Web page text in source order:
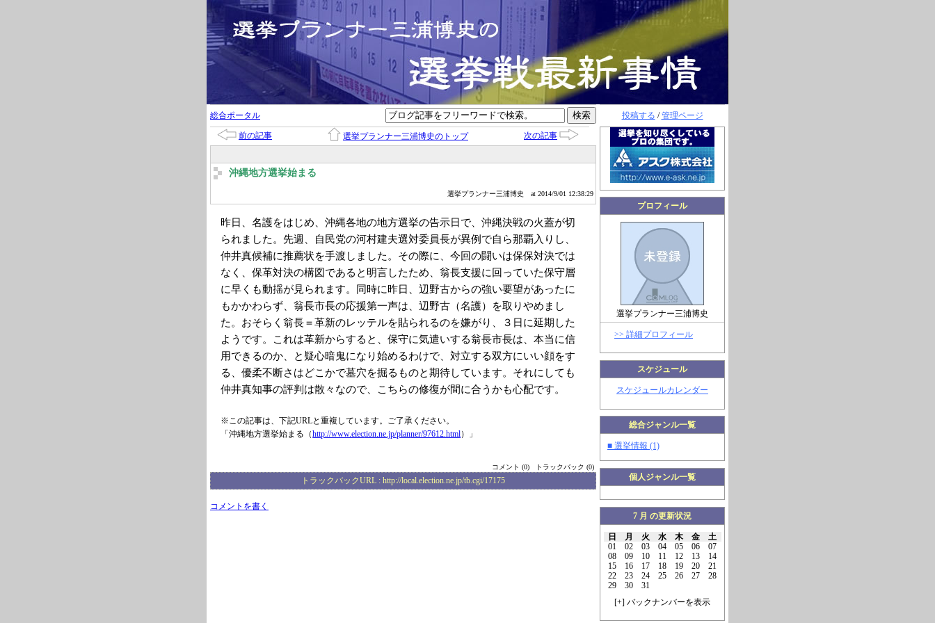
投稿する /管理ページ
プロフィール
選挙プランナー三浦博史
>> 詳細プロフィール
スケジュール
スケジュールカレンダー
総合ジャンル一覧
■ 選挙情報 (1)
個人ジャンル一覧
7 月 の更新状況
日 月 火 水 木 金
土
01
02 03 04 05 06
07
08
09 10 11 12 13
14
15
16 17 18 19 20
21
22
23 24 25 26 27
28
29
30
31
[+] バックナンバーを表示
総合ポータル
前の記事 選挙プランナー三浦博史のトップ 次の記事
沖縄地方選挙始まる
選挙プランナー三浦博史 at 2014/9/01 12:38:29
昨日、名護をはじめ、沖縄各地の地方選挙の告示日で、沖縄決戦の火蓋が切
られました。先週、自民党の河村建夫選対委員長が異例で自ら那覇入りし、
仲井真候補に推薦状を手渡しました。その際に、今回の闘いは保保対決では
なく、保革対決の構図であると明言したため、翁長支援に回っていた保守層
に早くも動揺が見られます。同時に昨日、辺野古からの強い要望があったに
もかかわらず、翁長市長の応援第一声は、辺野古（名護）を取りやめまし
た。おそらく翁長＝革新のレッテルを貼られるのを嫌がり、３日に延期した
ようです。これは革新からすると、保守に気遣いする翁長市長は、本当に信
用できるのか、と疑心暗鬼になり始めるわけで、対立する双方にいい顔をす
る、優柔不断さはどこかで墓穴を掘るものと期待しています。それにしても
仲井真知事の評判は散々なので、こちらの修復が間に合うかも心配です。
※この記事は、下記URLと重複しています。ご了承ください。
「沖縄地方選挙始まる（http://www.election.ne.jp/planner/97612.html）」
コメント (0) トラックバック (0)
トラックバックURL : http://local.election.ne.jp/tb.cgi/17175
コメントを書く